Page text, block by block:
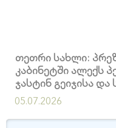
თეთრი სახლი:
კაბინეტში ალექს
ჯასტინ გეიჯისა
05.07.2026